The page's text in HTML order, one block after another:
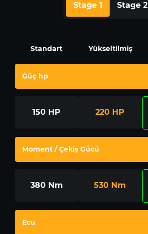
Stage 1 Stage 2
Standart Yükseltilmiş
Güç hp
150 HP 220 HP
Moment / Çekiş Gücü
380 Nm 530 Nm
Ecu